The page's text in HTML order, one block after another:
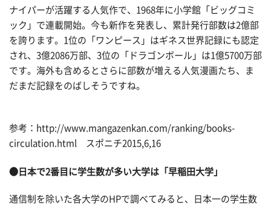
ナイパーが活躍する人気作で、1968年に小学館「ビッグコミ
ック」で連載開始。今も新作を発表し、累計発行部数は2億部
を誇ります。1位の「ワンピース」はギネス世界記録にも認定
され、3億2086万部、3位の「ドラゴンボール」は1億5700万部
です。海外も含めるとさらに部数が増える人気漫画たち、ま
だまだ記録をのばしそうですね。
参考：http://www.mangazenkan.com/ranking/books-
circulation.html スポニチ2015,6,16
●日本で2番目に学生数が多い大学は「早稲田大学」
通信制を除いた各大学のHPで調べてみると、日本一の学生数